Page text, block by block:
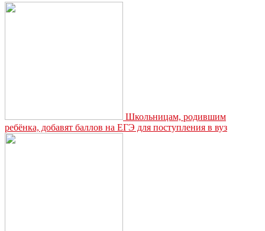
Школьницам, родившим
ребёнка, добавят баллов на ЕГЭ для поступления в вуз